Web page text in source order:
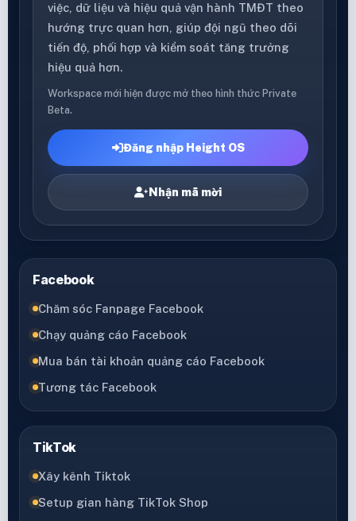
việc, dữ liệu và hiệu quả vận hành TMĐT theo
hướng trực quan hơn, giúp đội ngũ theo dõi
tiến độ, phối hợp và kiểm soát tăng trưởng
hiệu quả hơn.
Workspace mới hiện được mở theo hình thức Private
Beta.
Đăng nhập Height OS
Nhận mã mời
Facebook
Chăm sóc Fanpage Facebook
Chạy quảng cáo Facebook
Mua bán tài khoản quảng cáo Facebook
Tương tác Facebook
TikTok
Xây kênh Tiktok
Setup gian hàng TikTok Shop